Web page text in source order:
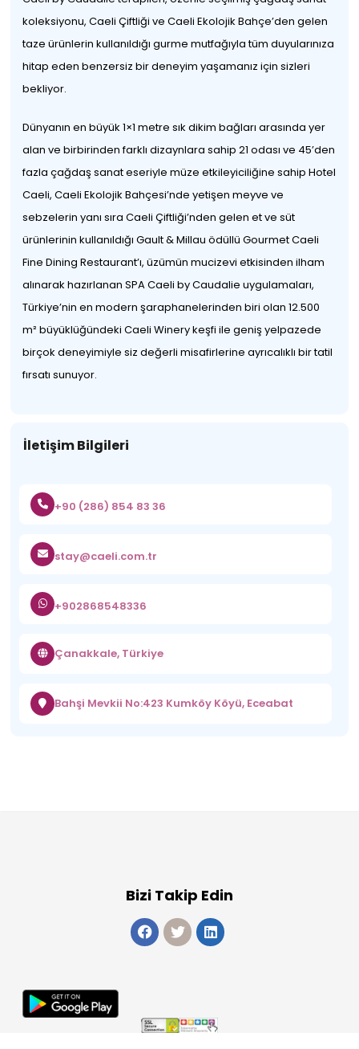
koleksiyonu, Caeli Çiftliği ve Caeli Ekolojik Bahçe’den gelen
taze ürünlerin kullanıldığı gurme mutfağıyla tüm duyularınıza
hitap eden benzersiz bir deneyim yaşamanız için sizleri
bekliyor.
Dünyanın en büyük 1×1 metre sık dikim bağları arasında yer
alan ve birbirinden farklı dizaynlara sahip 21 odası ve 45’den
fazla çağdaş sanat eseriyle müze etkileyiciliğine sahip Hotel
Caeli, Caeli Ekolojik Bahçesi’nde yetişen meyve ve
sebzelerin yanı sıra Caeli Çiftliği’nden gelen et ve süt
ürünlerinin kullanıldığı Gault & Millau ödüllü Gourmet Caeli
Fine Dining Restaurant’ı, üzümün mucizevi etkisinden ilham
alınarak hazırlanan SPA Caeli by Caudalie uygulamaları,
Türkiye’nin en modern şaraphanelerinden biri olan 12.500
m² büyüklüğündeki Caeli Winery keşfi ile geniş yelpazede
birçok deneyimiyle siz değerli misafirlerine ayrıcalıklı bir tatil
fırsatı sunuyor.
İletişim Bilgileri
+90 (286) 854 83 36
stay@caeli.com.tr
+902868548336
Çanakkale, Türkiye
Bahşi Mevkii No:423 Kumköy Köyü, Eceabat
Bizi Takip Edin